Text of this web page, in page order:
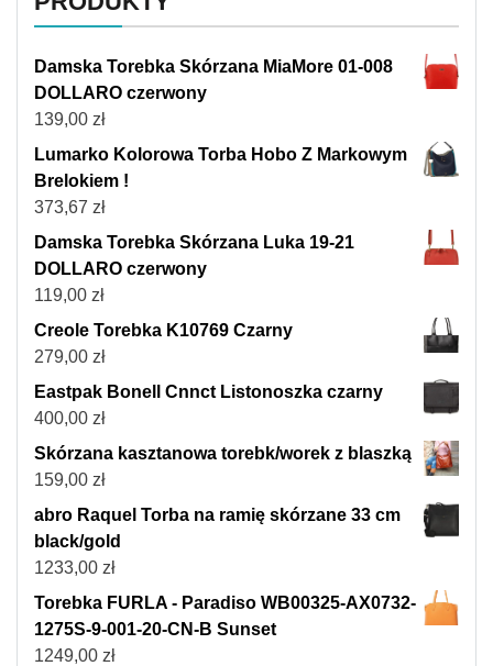
Damska Torebka Skórzana MiaMore 01-008
DOLLARO czerwony
139,00 zł
Lumarko Kolorowa Torba Hobo Z Markowym
Brelokiem !
373,67 zł
Damska Torebka Skórzana Luka 19-21
DOLLARO czerwony
119,00 zł
Creole Torebka K10769 Czarny
279,00 zł
Eastpak Bonell Cnnct Listonoszka czarny
400,00 zł
Skórzana kasztanowa torebk/worek z blaszką
159,00 zł
abro Raquel Torba na ramię skórzane 33 cm
black/gold
1233,00 zł
Torebka FURLA - Paradiso WB00325-AX0732-
1275S-9-001-20-CN-B Sunset
1249,00 zł